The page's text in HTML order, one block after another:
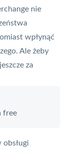
nie
wpłynąć
Ale żeby
za
free